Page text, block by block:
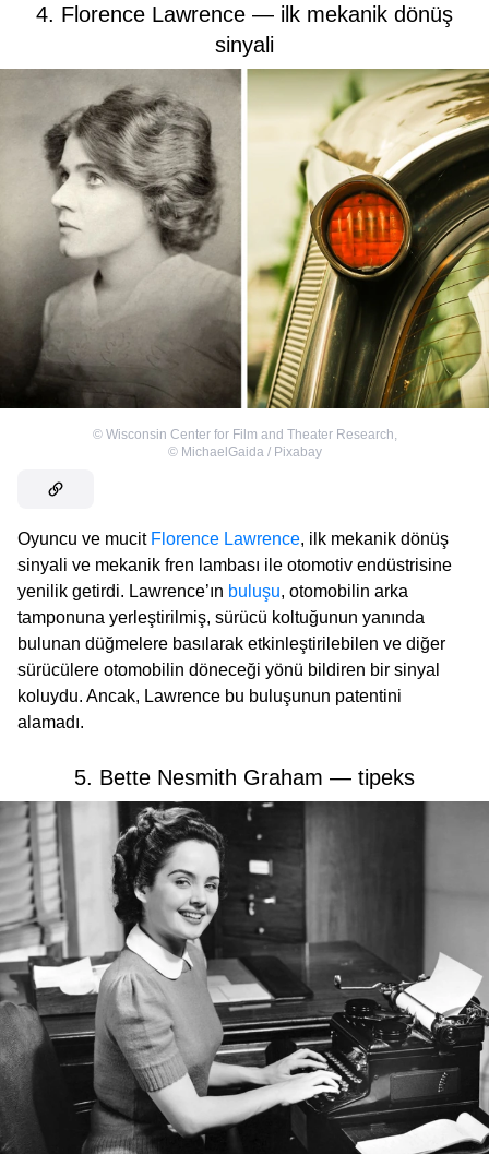
4. Florence Lawrence — ilk mekanik dönüş
sinyali
© Wisconsin Center for Film and Theater Research,
© MichaelGaida / Pixabay
Oyuncu ve mucit Florence Lawrence, ilk mekanik dönüş
sinyali ve mekanik fren lambası ile otomotiv endüstrisine
yenilik getirdi. Lawrence’ın buluşu, otomobilin arka
tamponuna yerleştirilmiş, sürücü koltuğunun yanında
bulunan düğmelere basılarak etkinleştirilebilen ve diğer
sürücülere otomobilin döneceği yönü bildiren bir sinyal
koluydu. Ancak, Lawrence bu buluşunun patentini
alamadı.
5. Bette Nesmith Graham — tipeks